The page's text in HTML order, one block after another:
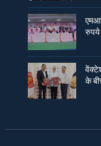
रुपये
के